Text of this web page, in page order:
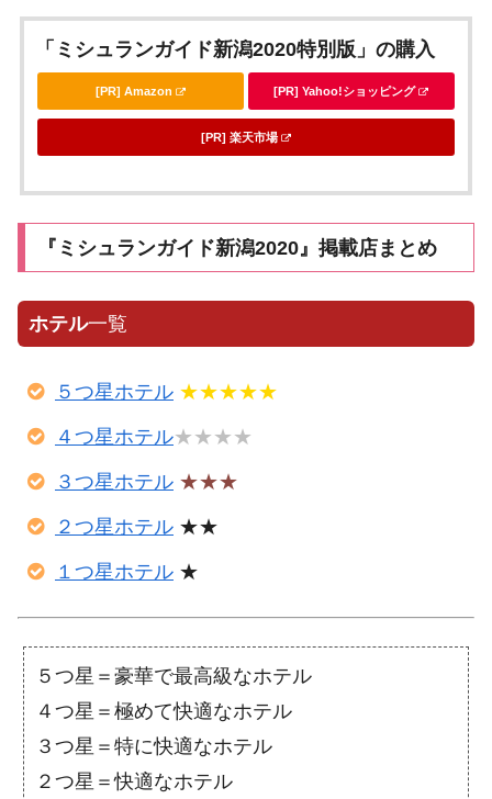
「ミシュランガイド新潟2020特別版」の購入
[PR] Amazon [PR] Yahoo!ショッピング
[PR] 楽天市場
『ミシュランガイド新潟2020』掲載店まとめ
ホテル一覧
５つ星ホテル ★★★★★
４つ星ホテル★★★★
３つ星ホテル ★★★
２つ星ホテル ★★
１つ星ホテル ★
５つ星＝豪華で最高級なホテル
４つ星＝極めて快適なホテル
３つ星＝特に快適なホテル
２つ星＝快適なホテル